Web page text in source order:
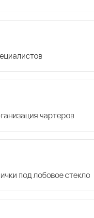
чартеров
под лобовое стекло